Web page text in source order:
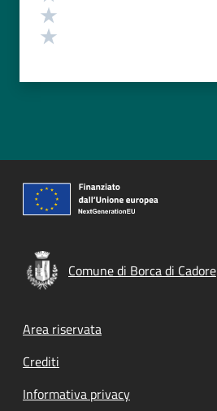
Comune di Borca di Cadore
Footer menu
Area riservata
Crediti
Informativa privacy